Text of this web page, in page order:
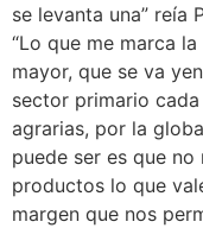
se levanta una” reía
“Lo que me marca
mayor, que se va
sector primario
agrarias, por la
puede ser es que
productos lo que
margen que nos